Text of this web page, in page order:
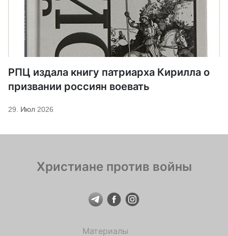
РПЦ издала книгу патриарха Кирилла о
призвании россиян воевать
29. Июл 2026
Христиане против войны
Материалы